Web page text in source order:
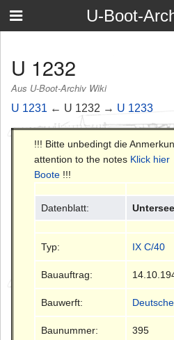
U-Boot-
U 1232
Aus U-Boot-Archiv Wiki
U 1231 ← U 1232 → U 1233
!!! Bitte unbedingt die
attention to the notes Klick
Boote !!!
Datenblatt:
Typ: IX C/40
Bauauftrag:
Bauwerft:
Baunummer: 395